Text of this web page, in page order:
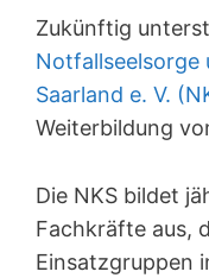
Zukünftig
Notfallseelsorge
Saarland e. V.
Weiterbildung
Die NKS bildet
Fachkräfte aus,
Einsatzgruppen